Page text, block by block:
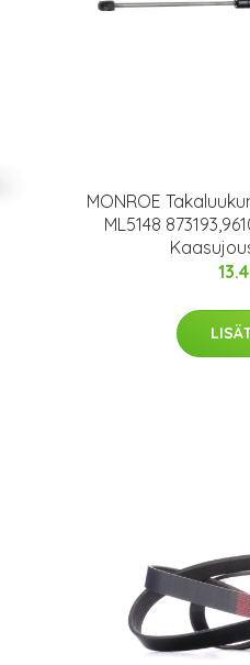
MONROE
ML5148